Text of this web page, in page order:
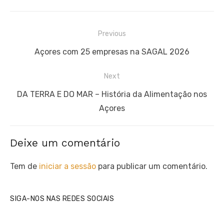
Previous
Previous
Açores com 25 empresas na SAGAL 2026
Next
Next
DA TERRA E DO MAR – História da Alimentação nos
Açores
Deixe um comentário
Tem de iniciar a sessão para publicar um comentário.
SIGA-NOS NAS REDES SOCIAIS